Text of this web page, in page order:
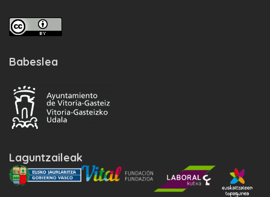
Babeslea
Laguntzaileak